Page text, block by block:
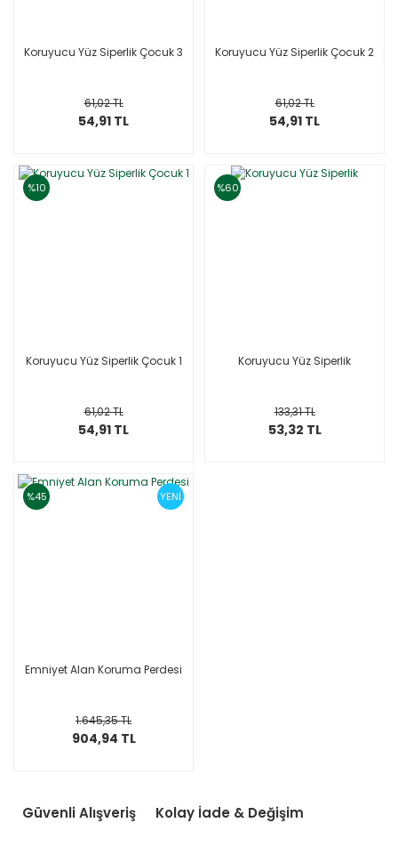
Koruyucu Yüz Siperlik Çocuk 3
61,02 TL
54,91 TL
Koruyucu Yüz Siperlik Çocuk 2
61,02 TL
54,91 TL
%10
Koruyucu Yüz Siperlik Çocuk 1
61,02 TL
54,91 TL
%60
Koruyucu Yüz Siperlik
133,31 TL
53,32 TL
%45 YENİ
Emniyet Alan Koruma Perdesi
1.645,35 TL
904,94 TL
Güvenli Alışveriş Kolay İade & Değişim